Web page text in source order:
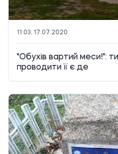
11:03, 17.07.2020
"Обухів вартий меси!":
проводити її є де